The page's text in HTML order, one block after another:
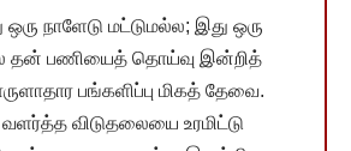
நாளேடு மட்டுமல்ல; இது ஒரு
தன் பணியைத் தொய்வு இன்றித்
பங்களிப்பு மிகத் தேவை.
விடுதலையை உரமிட்டு